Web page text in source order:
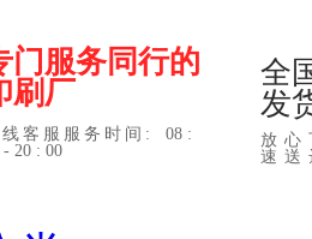
门服务同行的
刷厂
客服服务时间:
08 :
- 20 : 00
全
发
放
速送